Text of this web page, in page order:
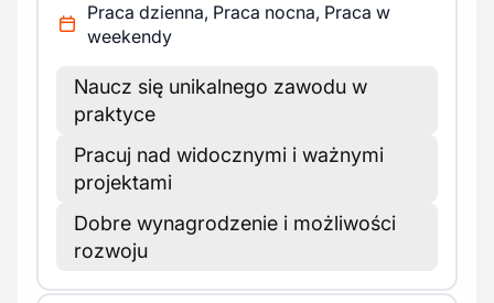
Praca dzienna, Praca nocna, Praca w
weekendy
Naucz się unikalnego zawodu w
praktyce
Pracuj nad widocznymi i ważnymi
projektami
Dobre wynagrodzenie i możliwości
rozwoju